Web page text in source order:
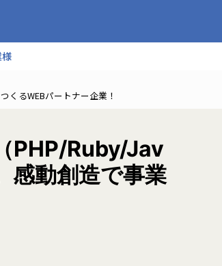
るWEBパートナー企業！
PHP/Ruby/Jav
動創造で事業